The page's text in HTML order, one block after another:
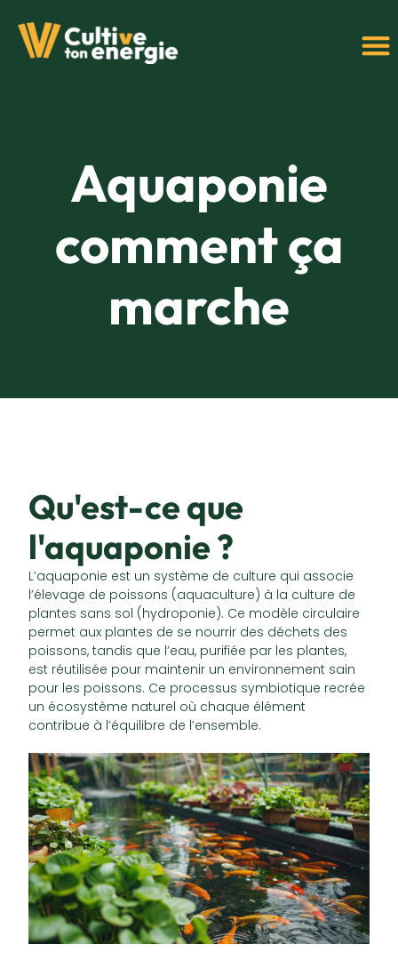
Aquaponie
comment ça
marche
Qu'est-ce que
l'aquaponie ?
L’aquaponie est un système de culture qui associe
l’élevage de poissons (aquaculture) à la culture de
plantes sans sol (hydroponie). Ce modèle circulaire
permet aux plantes de se nourrir des déchets des
poissons, tandis que l’eau, purifiée par les plantes,
est réutilisée pour maintenir un environnement sain
pour les poissons. Ce processus symbiotique recrée
un écosystème naturel où chaque élément
contribue à l’équilibre de l’ensemble.